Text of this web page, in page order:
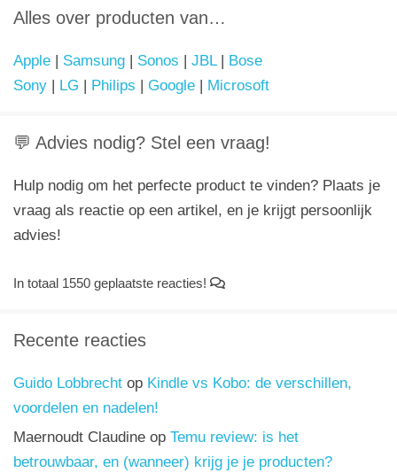
Alles over producten van…
Apple Samsung Sonos JBL|
Bose
Sony
LG Philips Google Microsoft
💬 Advies nodig? Stel een vraag!
Hulp nodig om het perfecte product te vinden? Plaats je
vraag als reactie op een artikel, en je krijgt persoonlijk
advies!
In totaal 1550 geplaatste reacties!
Recente reacties
Guido Lobbrecht op Kindle vs Kobo: de verschillen,
voordelen en nadelen!
Maernoudt Claudine op Temu review: is het
betrouwbaar, en (wanneer) krijg je je producten?